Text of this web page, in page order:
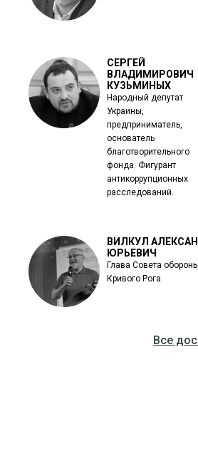
СЕРГЕЙ
ВЛАДИМИРОВИЧ
КУЗЬМИНЫХ
Народный депутат
Украины,
предприниматель,
основатель
благотворительного
фонда. Фигурант
антикоррупционных
расследований.
ВИЛКУЛ
ЮРЬЕВИЧ
Глава Совета обороны
Кривого Рога
Все